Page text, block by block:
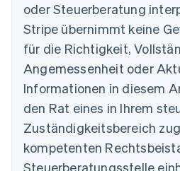
oder Steuerberatung
Stripe übernimmt keine
für die Richtigkeit,
Angemessenheit oder
Informationen in diesem
den Rat eines in Ihrem
Zuständigkeitsbereich
kompetenten
Steuerberatungsstelle
Brasilien
PortuguêsEnglish
Bulgarien
English
Dänemark
English
DeutschEnglish
Estland
English
Festlandchina